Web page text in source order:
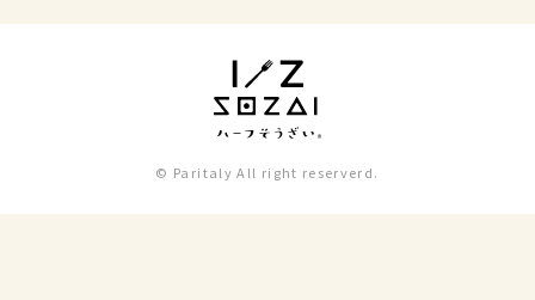
© Paritaly All right reserverd.